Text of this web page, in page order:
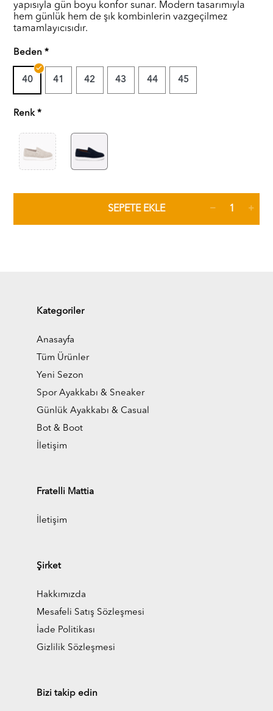
yapısıyla gün boyu konfor sunar. Modern tasarımıyla
hem günlük hem de şık kombinlerin vazgeçilmez
tamamlayıcısıdır.
Beden
40 41 42 43 44 45
Renk
SEPETE EKLE
Kategoriler
Anasayfa
Tüm Ürünler
Yeni Sezon
Spor Ayakkabı & Sneaker
Günlük Ayakkabı & Casual
Bot & Boot
İletişim
Fratelli Mattia
İletişim
Şirket
Hakkımızda
Mesafeli Satış Sözleşmesi
İade Politikası
Gizlilik Sözleşmesi
Bizi takip edin